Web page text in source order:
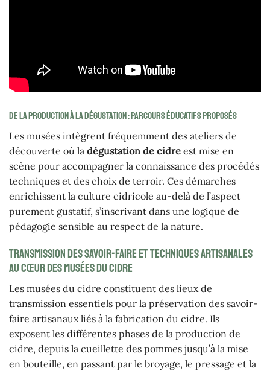
De la production à la dégustation : parcours éducatifs proposés
Les musées intègrent fréquemment des ateliers de
découverte où la dégustation de cidre est mise en
scène pour accompagner la connaissance des procédés
techniques et des choix de terroir. Ces démarches
enrichissent la culture cidricole au-delà de l’aspect
purement gustatif, s’inscrivant dans une logique de
pédagogie sensible au respect de la nature.
Transmission des savoir-faire et techniques artisanales
au cœur des musées du cidre
Les musées du cidre constituent des lieux de
transmission essentiels pour la préservation des savoir-
faire artisanaux liés à la fabrication du cidre. Ils
exposent les différentes phases de la production de
cidre, depuis la cueillette des pommes jusqu’à la mise
en bouteille, en passant par le broyage, le pressage et la